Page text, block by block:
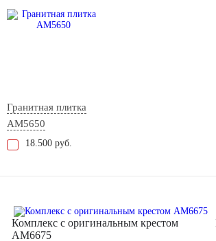
Гранитная плитка
AM5650
18.500 руб.
Комплекс с оригинальным крестом
AM6675